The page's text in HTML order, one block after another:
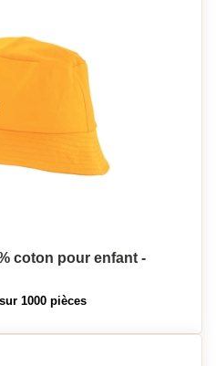
coton pour enfant -
1000 pièces